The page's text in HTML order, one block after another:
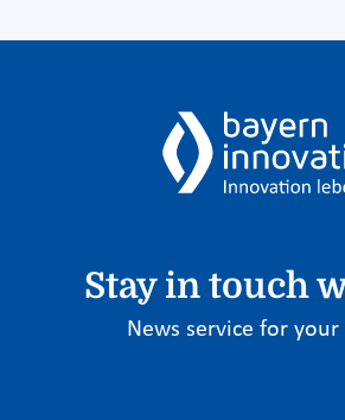
Stay in touch
News service for your